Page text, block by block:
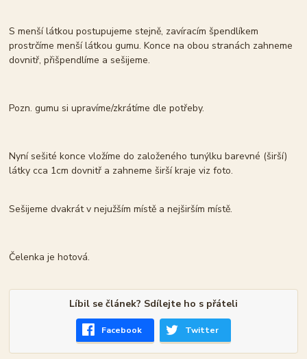
S menší látkou postupujeme stejně, zavíracím špendlíkem
prostrčíme menší látkou gumu. Konce na obou stranách zahneme
dovnitř, přišpendlíme a sešijeme.
Pozn. gumu si upravíme/zkrátíme dle potřeby.
Nyní sešité konce vložíme do založeného tunýlku barevné (širší)
látky cca 1cm dovnitř a zahneme širší kraje viz foto.
Sešijeme dvakrát v nejužším místě a nejširším místě.
Čelenka je hotová.
Líbil se článek? Sdílejte ho s přáteli
Facebook Twitter